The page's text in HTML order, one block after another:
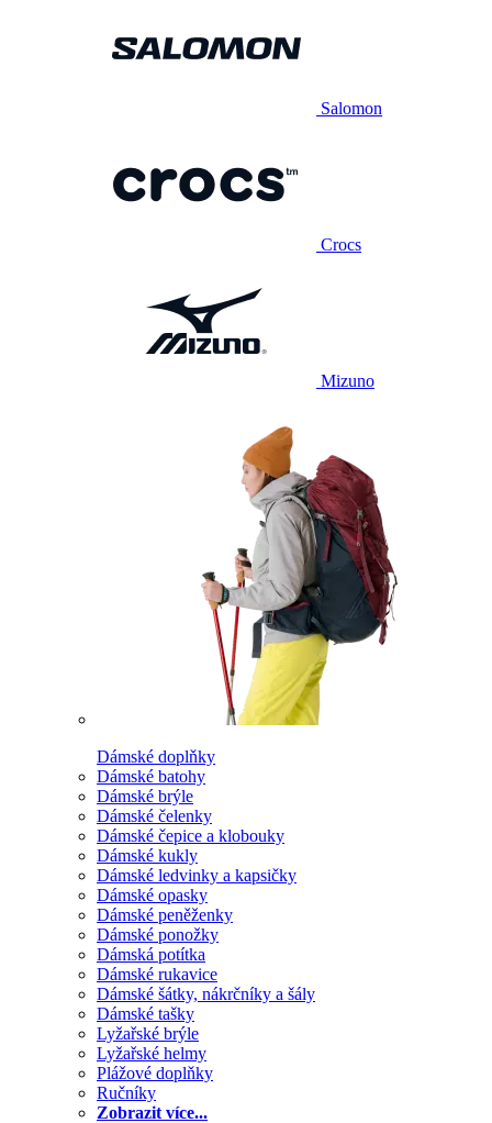
Salomon
Crocs
Mizuno
Dámské doplňky
Dámské batohy
Dámské brýle
Dámské čelenky
Dámské čepice a klobouky
Dámské kukly
Dámské ledvinky a kapsičky
Dámské opasky
Dámské peněženky
Dámské ponožky
Dámská potítka
Dámské rukavice
Dámské šátky, nákrčníky a šály
Dámské tašky
Lyžařské brýle
Lyžařské helmy
Plážové doplňky
Ručníky
Zobrazit více...